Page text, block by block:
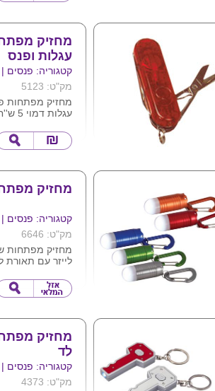
נשים וילדים ,
מגיע בצבעים
מידות : 10X3X1.2 ס"מ
228 יח' בקרטון
ניתן למתג את
מחזיק
עגלות ופנס
קטגוריה: פנסים |
מק"ט: 5123
מחזיק מפתחות
עגלות דמוי 5 ש''ח
מינימום הזמנה 500 יח'
מחזיק
קטגוריה: פנסים |
מק"ט: 6646
מחזיק מפתחות
לייזר עם תאורת
כחול שחור ובורדו
המוצר מגיע
ניתן לחרוט ע"ג
מחזיק
לד
קטגוריה: פנסים |
מק"ט: 4373